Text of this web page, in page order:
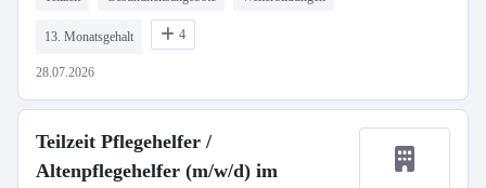
13. Monatsgehalt 4
28.07.2026
Teilzeit Pflegehelfer /
Altenpflegehelfer (m/w/d) im